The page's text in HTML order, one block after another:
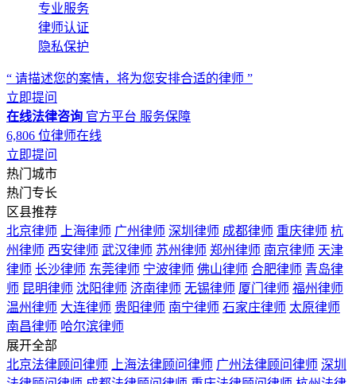
专业服务
律师认证
隐私保护
“ 请描述您的案情，将为您安排合适的律师 ”
立即提问
在线法律咨询 官方平台 服务保障
6,806 位律师在线
立即提问
热门城市
热门专长
区县推荐
北京律师
上海律师 广州律师 深圳律师 成都律师 重庆律师 杭
州律师 西安律师 武汉律师 苏州律师 郑州律师 南京律师 天津
律师 长沙律师 东莞律师 宁波律师 佛山律师 合肥律师 青岛律
师 昆明律师 沈阳律师 济南律师 无锡律师 厦门律师 福州律师
温州律师 大连律师 贵阳律师 南宁律师 石家庄律师 太原律师
南昌律师 哈尔滨律师
展开全部
北京法律顾问律师
上海法律顾问律师 广州法律顾问律师 深圳